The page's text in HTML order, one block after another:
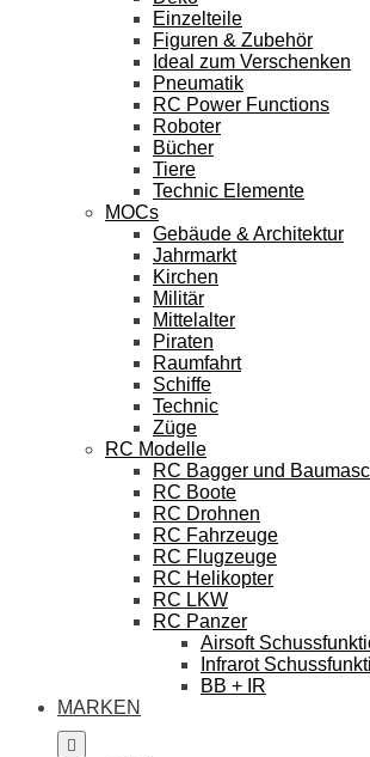
Einzelteile
Figuren & Zubehör
Ideal zum Verschenken
Pneumatik
RC Power Functions
Roboter
Bücher
Tiere
Technic Elemente
MOCs
Gebäude & Architektur
Jahrmarkt
Kirchen
Militär
Mittelalter
Piraten
Raumfahrt
Schiffe
Technic
Züge
RC Modelle
RC Bagger und
RC Boote
RC Drohnen
RC Fahrzeuge
RC Flugzeuge
RC Helikopter
RC LKW
RC Panzer
Airsoft
Infrarot
BB + IR
MARKEN